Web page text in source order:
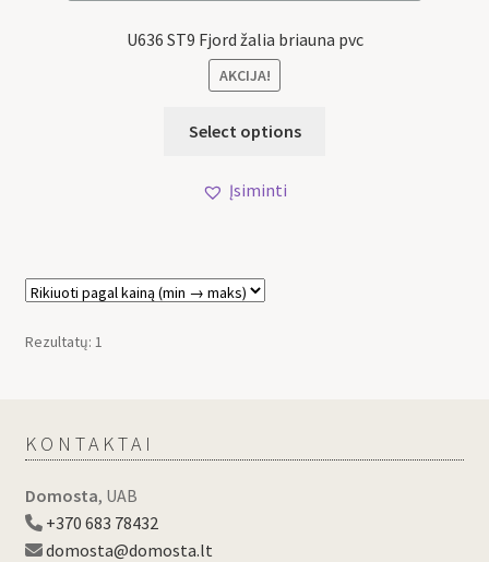
U636 ST9 Fjord žalia briauna pvc
AKCIJA!
Select options
Įsiminti
Rezultatų: 1
KONTAKTAI
Domosta, UAB
+370 683 78432
domosta@domosta.lt